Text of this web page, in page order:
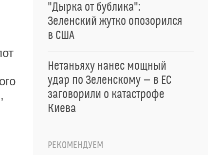
"Дырка от бублика":
Зеленский жутко опозорился
в США
Нетаньяху нанес мощный
удар по Зеленскому — в ЕС
заговорили о катастрофе
Киева
РЕКОМЕНДУЕМ